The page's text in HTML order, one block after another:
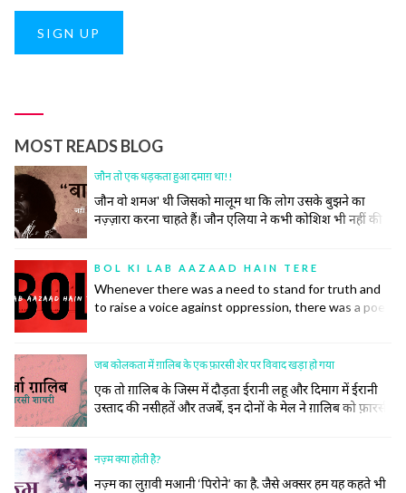
SIGN UP
MOST READS BLOG
जौन तो एक धड़कता हुआ दमाग़ था!!
जौन वो शमअ' थी जिसको मालूम था कि लोग उसके बुझने का
नज़्ज़ारा करना चाहते हैं। जौन एलिया ने कभी कोशिश भी नहीं की
महफ़िल रो दिया।
BOL KI LAB AAZAAD HAIN TERE
Whenever there was a need to stand for truth and
to raise a voice against oppression, there was a poet
did not, however, come easily to the poets.
जब कोलकता में ग़ालिब के एक फ़ारसी शेर पर विवाद खड़ा हो गया
एक तो ग़ालिब के जिस्म में दौड़ता ईरानी लहू और दिमाग में ईरानी
उस्ताद की नसीहतें और तजर्बे, इन दोनों के मेल ने ग़ालिब को फ़ारसी
समझने का अंदाज तक ख़ालिस ईरानी हो गया।
नज़्म क्या होती है?
नज़्म का लुग़वी मआनी ‘पिरोने’ का है. जैसे अक्सर हम यह कहते भी